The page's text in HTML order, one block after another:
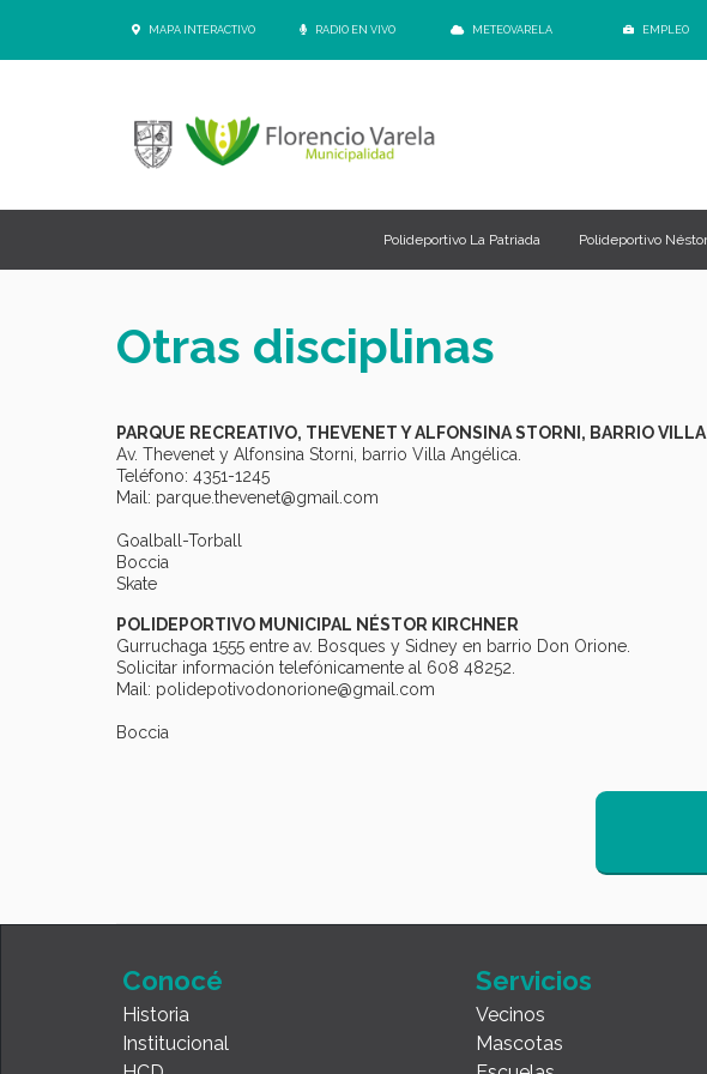
MAPA INTERACTIVO RADIO EN VIVO METEOVARELA EMPLEO
Polideportivo La Patriada Polideportivo
Otras disciplinas
PARQUE RECREATIVO, THEVENET Y ALFONSINA STORNI, BARRIO
Av. Thevenet y Alfonsina Storni, barrio Villa Angélica.
Teléfono: 4351-1245
Mail: parque.thevenet@gmail.com
Goalball-Torball
Boccia
Skate
POLIDEPORTIVO MUNICIPAL NÉSTOR KIRCHNER
Gurruchaga 1555 entre av. Bosques y Sidney en barrio Don Orione.
Solicitar información telefónicamente al 608 48252.
Mail: polidepotivodonorione@gmail.com
Boccia
Conocé
Historia
Institucional
Servicios
Vecinos
Mascotas